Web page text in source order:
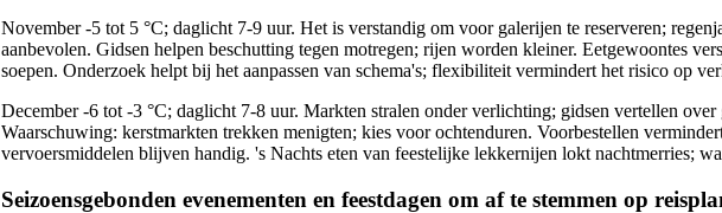
November -5 tot 5 °C; daglicht 7-9 uur. Het is verstandig om voor galerijen te reserveren;
aanbevolen. Gidsen helpen beschutting tegen motregen; rijen worden kleiner. Eetgewoontes
soepen. Onderzoek helpt bij het aanpassen van schema's; flexibiliteit vermindert het risico op
December -6 tot -3 °C; daglicht 7-8 uur. Markten stralen onder verlichting; gidsen vertellen over
Waarschuwing: kerstmarkten trekken menigten; kies voor ochtenduren. Voorbestellen
vervoersmiddelen blijven handig. 's Nachts eten van feestelijke lekkernijen lokt nachtmerries;
Seizoensgebonden evenementen en feestdagen om af te stemmen op